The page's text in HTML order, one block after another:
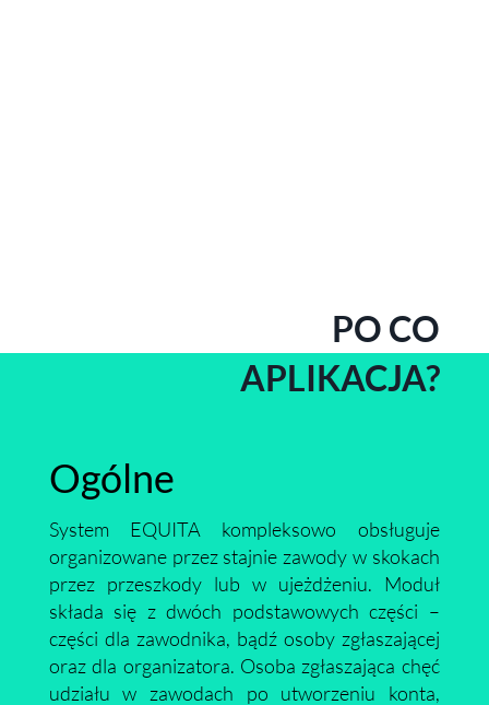
PO CO
APLIKACJA?
Ogólne
System EQUITA kompleksowo obsługuje
organizowane przez stajnie zawody w skokach
przez przeszkody lub w ujeżdżeniu. Moduł
składa się z dwóch podstawowych części –
części dla zawodnika, bądź osoby zgłaszającej
oraz dla organizatora. Osoba zgłaszająca chęć
udziału w zawodach po utworzeniu konta,